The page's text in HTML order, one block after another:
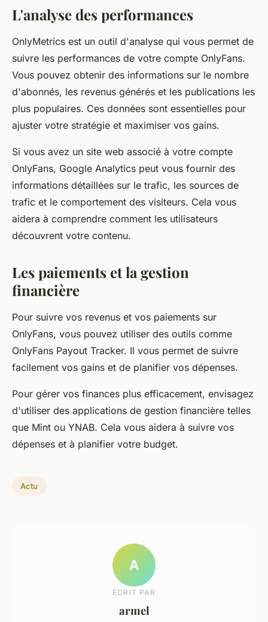
L'analyse des performances
OnlyMetrics est un outil d'analyse qui vous permet de
suivre les performances de votre compte OnlyFans.
Vous pouvez obtenir des informations sur le nombre
d'abonnés, les revenus générés et les publications les
plus populaires. Ces données sont essentielles pour
ajuster votre stratégie et maximiser vos gains.
Si vous avez un site web associé à votre compte
OnlyFans, Google Analytics peut vous fournir des
informations détaillées sur le trafic, les sources de
trafic et le comportement des visiteurs. Cela vous
aidera à comprendre comment les utilisateurs
découvrent votre contenu.
Les paiements et la gestion
financière
Pour suivre vos revenus et vos paiements sur
OnlyFans, vous pouvez utiliser des outils comme
OnlyFans Payout Tracker. Il vous permet de suivre
facilement vos gains et de planifier vos dépenses.
Pour gérer vos finances plus efficacement, envisagez
d'utiliser des applications de gestion financière telles
que Mint ou YNAB. Cela vous aidera à suivre vos
dépenses et à planifier votre budget.
Actu
A
ECRIT PAR
armel